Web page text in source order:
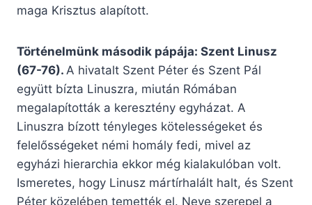
maga Krisztus alapított.
Történelmünk második pápája: Szent Linusz
(67-76). A hivatalt Szent Péter és Szent Pál
együtt bízta Linuszra, miután Rómában
megalapították a keresztény egyházat. A
Linuszra bízott tényleges kötelességeket és
felelősségeket némi homály fedi, mivel az
egyházi hierarchia ekkor még kialakulóban volt.
Ismeretes, hogy Linusz mártírhalált halt, és Szent
Péter közelében temették el. Neve szerepel a